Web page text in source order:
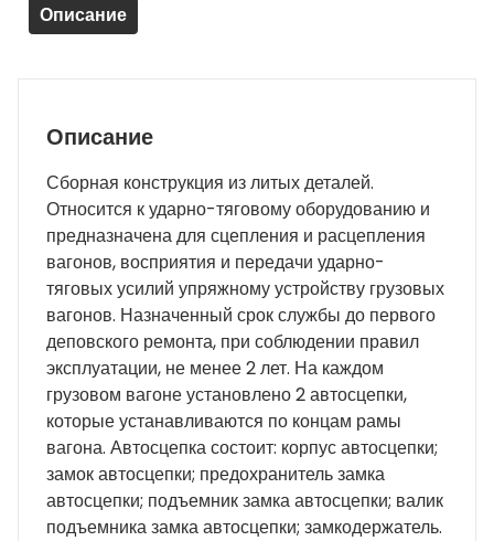
Описание
Описание
Сборная конструкция из литых деталей.
Относится к ударно-тяговому оборудованию и
предназначена для сцепления и расцепления
вагонов, восприятия и передачи ударно-
тяговых усилий упряжному устройству грузовых
вагонов. Назначенный срок службы до первого
деповского ремонта, при соблюдении правил
эксплуатации, не менее 2 лет. На каждом
грузовом вагоне установлено 2 автосцепки,
которые устанавливаются по концам рамы
вагона. Автосцепка состоит: корпус автосцепки;
замок автосцепки; предохранитель замка
автосцепки; подъемник замка автосцепки; валик
подъемника замка автосцепки; замкодержатель.